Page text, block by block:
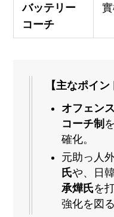
バッテリー
コーチ
【主なポイン
オフェン
コーチ制
確化。
元助っ人
氏や、日
承燁氏を
強化を図